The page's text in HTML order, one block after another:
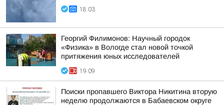
18:03
Георгий Филимонов: Научный городок
«Физика» в Вологде стал новой точкой
притяжения юных исследователей
19:09
Поиски пропавшего Виктора Никитина вторую
неделю продолжаются в Бабаевском округе